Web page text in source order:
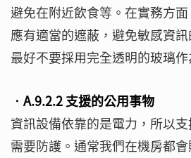
避免在附近飲食等。在實務方
應有適當的遮蔽，避免敏感資
最好不要採用完全透明的玻璃作
‧A.9.2.2 支援的公用事物
資訊設備依靠的是電力，所以
需要防護。通常我們在機房都